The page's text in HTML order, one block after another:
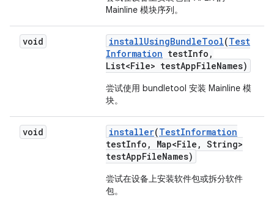
Mainline 模块序列。
void installUsingBundleTool(Test
Information testInfo ,
List<File> testAppFileNames)
尝试使用 bundletool 安装 Mainline 模
块。
void installer(TestInformation
testInfo , Map<File , String>
testAppFileNames)
尝试在设备上安装软件包或拆分软件
包。